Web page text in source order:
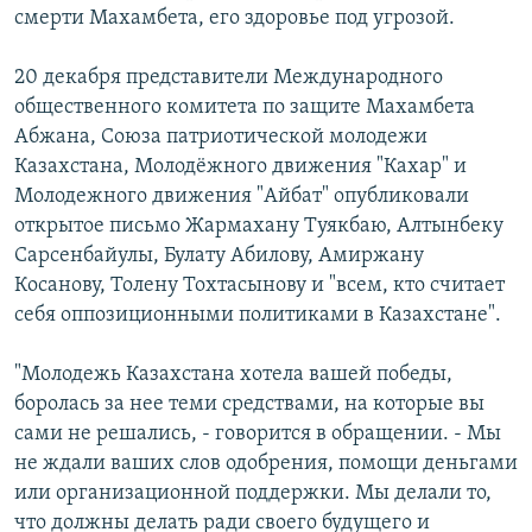
смерти Махамбета, его здоровье под угрозой.
20 декабря представители Международного
общественного комитета по защите Махамбета
Абжана, Союза патриотической молодежи
Казахстана, Молодёжного движения "Кахар" и
Молодежного движения "Айбат" опубликовали
открытое письмо Жармахану Туякбаю, Алтынбеку
Сарсенбайулы, Булату Абилову, Амиржану
Косанову, Толену Тохтасынову и "всем, кто считает
себя оппозиционными политиками в Казахстане".
"Молодежь Казахстана хотела вашей победы,
боролась за нее теми средствами, на которые вы
сами не решались, - говорится в обращении. - Мы
не ждали ваших слов одобрения, помощи деньгами
или организационной поддержки. Мы делали то,
что должны делать ради своего будущего и